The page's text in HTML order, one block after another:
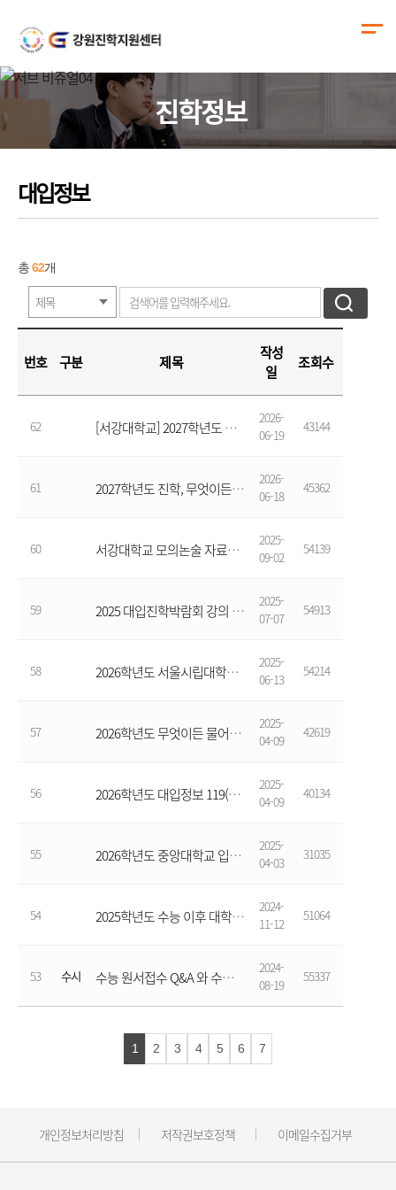
진학정보
대입정보
총62개
번호 구분 제목
작성
일
조회수
62 [서강대학교] 2027학년도 모의 논술 자료집
2026-
06-19
43144
61 2027학년도 진학, 무엇이든 물어보세요 책자 파일입니다.
2026-
06-18
45362
60 서강대학교 모의논술 자료집(1차) 배포자료
2025-
09-02
54139
59 2025 대입진학박람회 강의 자료(진학전문지원관)
2025-
07-07
54913
58 2026학년도 서울시립대학교 모의 논술고사 시행 안내
2025-
06-13
54214
57 2026학년도 무엇이든 물어보세요(강원진학지원센터)
2025-
04-09
42619
56 2026학년도 대입정보 119(한국대학교육협의회)
2025-
04-09
40134
55 2026학년도 중앙대학교 입학설명회 및 교사간담회 신청 안내
2025-
04-03
31035
54 2025학년도 수능 이후 대학입시 일정 안내
2024-
11-12
51064
53 수시 수능 원서접수 Q&A 와 수시 6회 원서접수-강원진학지원센터가 알려주는 꿀팁 동영상입니다.
2024-
08-19
55337
1 2 3 4 5 6 7
개인정보처리방침 저작권보호정책 이메일수집거부